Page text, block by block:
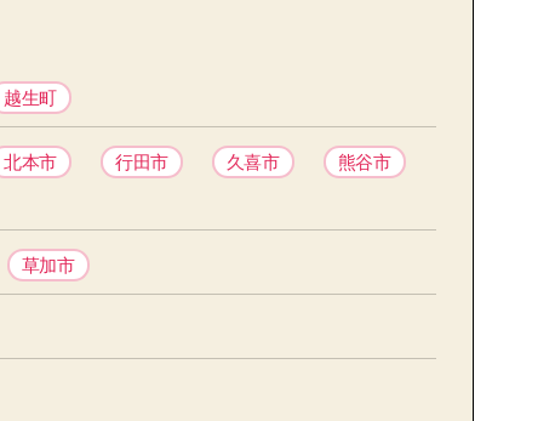
越生町
北本市 行田市 久喜市
熊谷市
草加市